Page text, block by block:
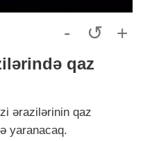
- ↺ +
qaz
ərazilərinin qaz
yaranacaq.